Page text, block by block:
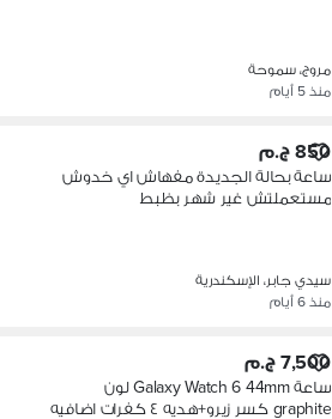
مروج، سموحة
منذ 5 أيام
850 ج.م
ساعة بحالة الجديدة مفهاش اي خدوش
مستعملتش غير شهر بظبط
سيدي جابر، الإسكندرية
منذ 6 أيام
7,500 ج.م
ساعة Galaxy Watch 6 44mm لون
graphite كسر زيرو+هديه ٤ كفرات اضافيه